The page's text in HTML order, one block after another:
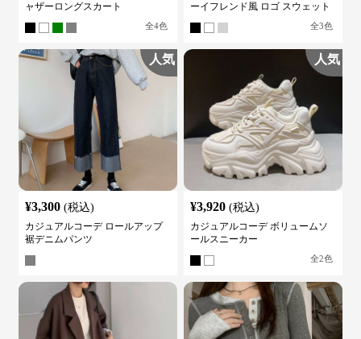
ャザーロングスカート
全4色
ーイフレンド風 ロゴ スウェット
全3色
人気
¥3,300 (税込)
カジュアルコーデ ロールアップ
裾デニムパンツ
人気
¥3,920 (税込)
カジュアルコーデ ボリュームソ
ールスニーカー
全2色